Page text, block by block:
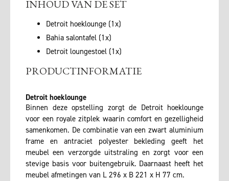
INHOUD VAN DE SET
Detroit hoeklounge (1x)
Bahia salontafel (1x)
Detroit loungestoel (1x)
PRODUCTINFORMATIE
Detroit hoeklounge
Binnen deze opstelling zorgt de Detroit hoeklounge
voor een royale zitplek waarin comfort en gezelligheid
samenkomen. De combinatie van een zwart aluminium
frame en antraciet polyester bekleding geeft het
meubel een verzorgde uitstraling en zorgt voor een
stevige basis voor buitengebruik. Daarnaast heeft het
meubel afmetingen van L 296 x B 221 x H 77 cm.